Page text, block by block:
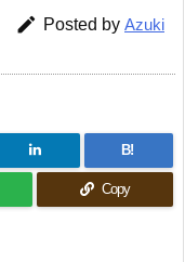
 Posted by Azuki
B!
Copy